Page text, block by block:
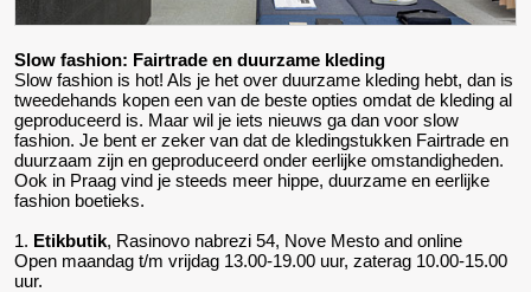
Slow fashion: Fairtrade en duurzame kleding
Slow fashion is hot! Als je het over duurzame kleding hebt, dan is
tweedehands kopen een van de beste opties omdat de kleding al
geproduceerd is. Maar wil je iets nieuws ga dan voor slow
fashion. Je bent er zeker van dat de kledingstukken Fairtrade en
duurzaam zijn en geproduceerd onder eerlijke omstandigheden.
Ook in Praag vind je steeds meer hippe, duurzame en eerlijke
fashion boetieks.
1. Etikbutik, Rasinovo nabrezi 54, Nove Mesto and online
Open maandag t/m vrijdag 13.00-19.00 uur, zaterag 10.00-15.00
uur.